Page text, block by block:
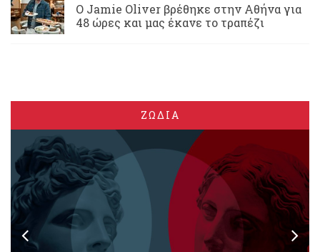
Ο Jamie Oliver βρέθηκε στην Αθήνα για
48 ώρες και μας έκανε το τραπέζι
ΖΩΔΙΑ